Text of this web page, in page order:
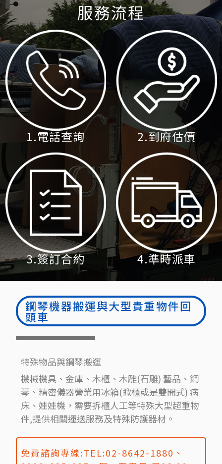
服務流程
1.電話查詢 2.到府估價
3.簽訂合約 4.準時派車
鋼琴機器搬運與大型貴重物件回
頭車
特殊物品與鋼琴搬運
機械機具、金庫、木櫃、木雕(石雕) 藝品、鋼
琴、精密儀器營業用冰箱(掀櫃或是雙開式) 病
床、娃娃機，需要拆櫃人工等特殊大型超重物
件,提供相關運送服務及特殊防護器材。
免費諮詢專線:TEL:02-8642-1880、